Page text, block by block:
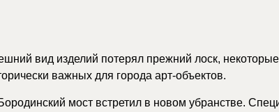
вид изделий потерял прежний лоск,
важных для города арт-объектов.
мост встретил в новом убранстве.